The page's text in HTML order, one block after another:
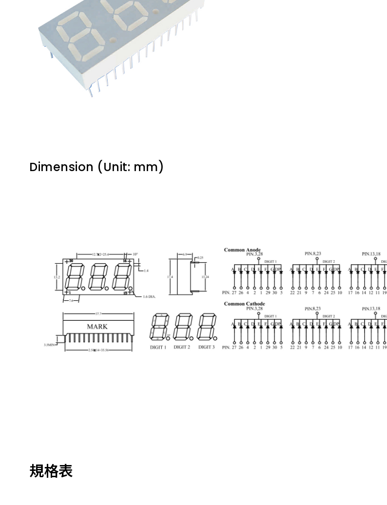
Dimension (Unit: mm)
規格表